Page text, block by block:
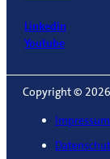
Linkedin
Youtube
Copyright ©
Impressum